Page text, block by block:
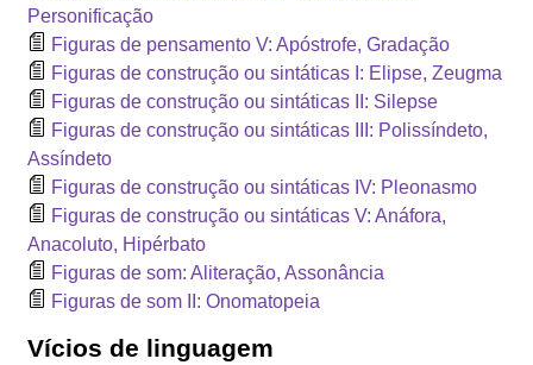
Personificação
Figuras de pensamento V: Apóstrofe, Gradação
Figuras de construção ou sintáticas I: Elipse, Zeugma
Figuras de construção ou sintáticas II: Silepse
Figuras de construção ou sintáticas III: Polissíndeto,
Assíndeto
Figuras de construção ou sintáticas IV: Pleonasmo
Figuras de construção ou sintáticas V: Anáfora,
Anacoluto, Hipérbato
Figuras de som: Aliteração, Assonância
Figuras de som II: Onomatopeia
Vícios de linguagem